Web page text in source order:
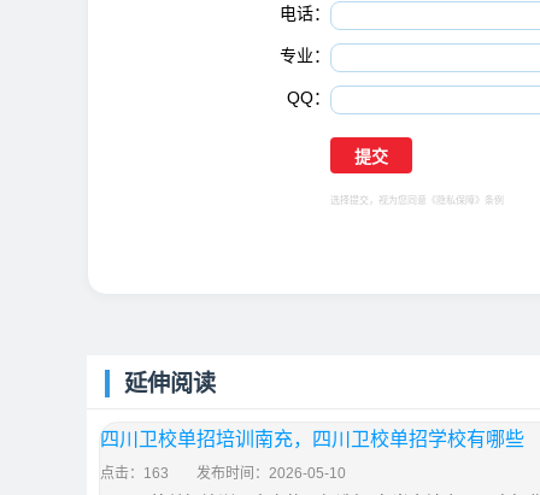
电话：
专业：
QQ：
选择提交，视为您同意 《隐私保障》 条例
延伸阅读
四川卫校单招培训南充，四川卫校单招学校有哪些
点击：163 发布时间：2026-05-10